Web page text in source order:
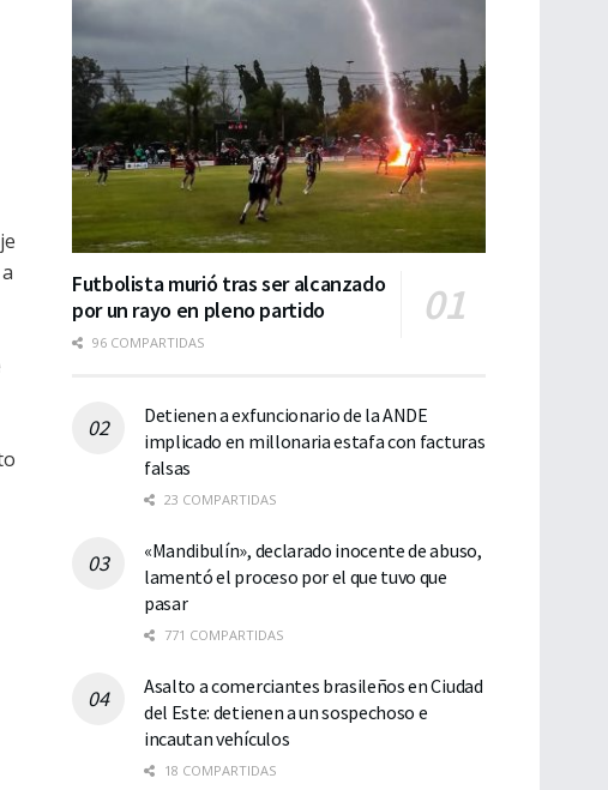
Futbolista murió tras ser alcanzado
por un rayo en pleno partido
96 COMPARTIDAS
Detienen a exfuncionario de la ANDE
implicado en millonaria estafa con facturas
falsas
23 COMPARTIDAS
«Mandibulín», declarado inocente de abuso,
lamentó el proceso por el que tuvo que
pasar
771 COMPARTIDAS
Asalto a comerciantes brasileños en Ciudad
del Este: detienen a un sospechoso e
incautan vehículos
18 COMPARTIDAS